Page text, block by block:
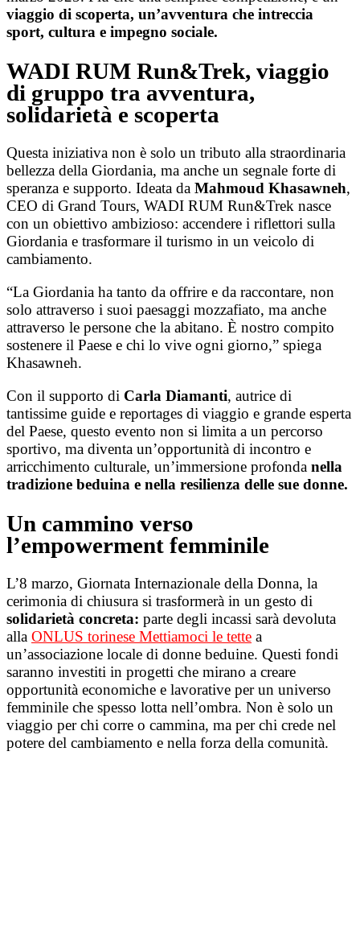
viaggio di scoperta, un’avventura che intreccia
sport, cultura e impegno sociale.
WADI RUM Run&Trek, viaggio
di gruppo tra avventura,
solidarietà e scoperta
Questa iniziativa non è solo un tributo alla straordinaria
bellezza della Giordania, ma anche un segnale forte di
speranza e supporto. Ideata da Mahmoud Khasawneh,
CEO di Grand Tours, WADI RUM Run&Trek nasce
con un obiettivo ambizioso: accendere i riflettori sulla
Giordania e trasformare il turismo in un veicolo di
cambiamento.
“La Giordania ha tanto da offrire e da raccontare, non
solo attraverso i suoi paesaggi mozzafiato, ma anche
attraverso le persone che la abitano. È nostro compito
sostenere il Paese e chi lo vive ogni giorno,” spiega
Khasawneh.
Con il supporto di Carla Diamanti, autrice di
tantissime guide e reportages di viaggio e grande esperta
del Paese, questo evento non si limita a un percorso
sportivo, ma diventa un’opportunità di incontro e
arricchimento culturale, un’immersione profonda nella
tradizione beduina e nella resilienza delle sue donne.
Un cammino verso
l’empowerment femminile
L’8 marzo, Giornata Internazionale della Donna, la
cerimonia di chiusura si trasformerà in un gesto di
solidarietà concreta: parte degli incassi sarà devoluta
alla ONLUS torinese Mettiamoci le tette a
un’associazione locale di donne beduine. Questi fondi
saranno investiti in progetti che mirano a creare
opportunità economiche e lavorative per un universo
femminile che spesso lotta nell’ombra. Non è solo un
viaggio per chi corre o cammina, ma per chi crede nel
potere del cambiamento e nella forza della comunità.